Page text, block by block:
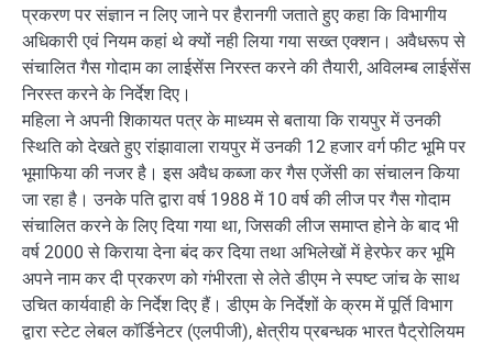
प्रकरण पर संज्ञान न लिए जाने पर हैरानगी जताते हुए कहा कि विभागीय
अधिकारी एवं नियम कहां थे क्यों नही लिया गया सख्त एक्शन। अवैधरूप से
संचालित गैस गोदाम का लाईसेंस निरस्त करने की तैयारी, अविलम्ब लाईसेंस
निरस्त करने के निर्देश दिए।
महिला ने अपनी शिकायत पत्र के माध्यम से बताया कि रायपुर में उनकी
स्थिति को देखते हुए रांझावाला रायपुर में उनकी 12 हजार वर्ग फीट भूमि पर
भूमाफिया की नजर है। इस अवैध कब्जा कर गैस एजेंसी का संचालन किया
जा रहा है। उनके पति द्वारा वर्ष 1988 में 10 वर्ष की लीज पर गैस गोदाम
संचालित करने के लिए दिया गया था, जिसकी लीज समाप्त होने के बाद भी
वर्ष 2000 से किराया देना बंद कर दिया तथा अभिलेखों में हेरफेर कर भूमि
अपने नाम कर दी प्रकरण को गंभीरता से लेते डीएम ने स्पष्ट जांच के साथ
उचित कार्यवाही के निर्देश दिए हैं। डीएम के निर्देशों के क्रम में पूर्ति विभाग
द्वारा स्टेट लेबल कॉर्डिनेटर (एलपीजी), क्षेत्रीय प्रबन्धक भारत पैट्रोलियम